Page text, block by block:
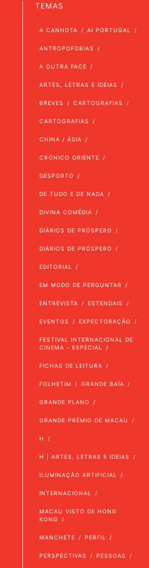
TEMAS
A CANHOTA AI PORTUGAL
ANTROPOFOBIAS
A OUTRA FACE
ARTES, LETRAS E IDEIAS
BREVES CARTOGRAFIAS
CARTOGRAFIAS
CHINA / ÁSIA
CRÓNICO ORIENTE
DESPORTO
DE TUDO E DE NADA
DIVINA COMÉDIA
DIÁRIOS DE PRÓSPERO
DIÁRIOS DE PRÓSPERO
EDITORIAL
EM MODO DE PERGUNTAR
ENTREVISTA ESTENDAIS
EVENTOS EXPECTORAÇÃO
FESTIVAL INTERNACIONAL DE
CINEMA - ESPECIAL
FICHAS DE LEITURA
FOLHETIM GRANDE BAÍA
GRANDE PLANO
GRANDE PRÉMIO DE MACAU
H
H | ARTES, LETRAS E IDEIAS
ILUMINAÇÃO ARTIFICIAL
INTERNACIONAL
MACAU VISTO DE HONG
KONG
MANCHETE PERFIL
PERSPECTIVAS PESSOAS